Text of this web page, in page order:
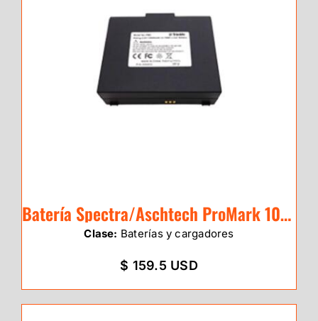
Batería Spectra/Aschtech ProMark 100/20
Clase: Baterías y cargadores
$ 159.5 USD